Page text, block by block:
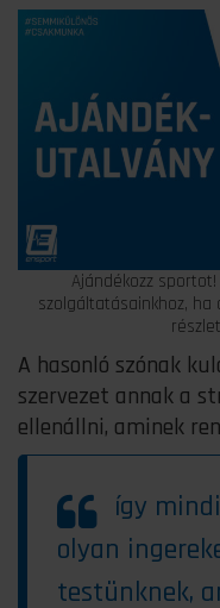
Ajándékozz
szolgáltatásainkhoz, ha
A hasonló szónak
szervezet annak a
ellenállni, aminek
így
olyan
testünknek,